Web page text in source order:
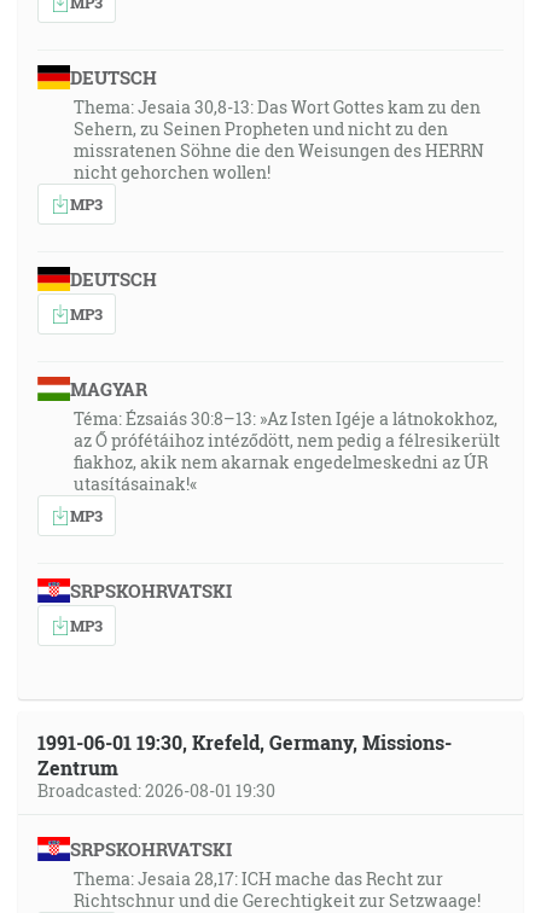
DEUTSCH
Thema: Jesaia 30,8-13: Das Wort Gottes kam zu den
Sehern, zu Seinen Propheten und nicht zu den
missratenen Söhne die den Weisungen des HERRN
nicht gehorchen wollen!
MP3
DEUTSCH
MP3
MAGYAR
Téma: Ézsaiás 30:8–13: »Az Isten Igéje a látnokokhoz,
az Ő prófétáihoz intéződött, nem pedig a félresikerült
fiakhoz, akik nem akarnak engedelmeskedni az ÚR
utasításainak!«
MP3
SRPSKOHRVATSKI
MP3
1991-06-01 19:30, Krefeld, Germany, Missions-
Zentrum
Broadcasted: 2026-08-01 19:30
SRPSKOHRVATSKI
Thema: Jesaia 28,17: ICH mache das Recht zur
Richtschnur und die Gerechtigkeit zur Setzwaage!